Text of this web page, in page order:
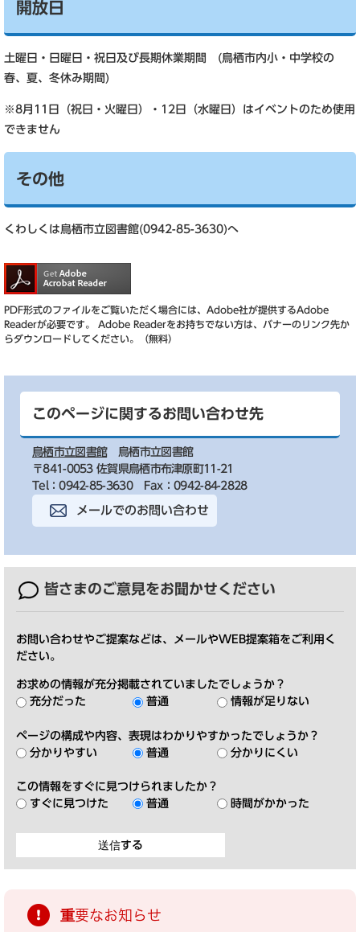
開放日
土曜日・日曜日・祝日及び長期休業期間 (鳥栖市内小・中学校の
春、夏、冬休み期間)
※8月11日（祝日・火曜日）・12日（水曜日）はイベントのため使用
できません
その他
くわしくは鳥栖市立図書館(0942-85-3630)へ
PDF形式のファイルをご覧いただく場合には、Adobe社が提供するAdobe
Readerが必要です。
Adobe Readerをお持ちでない方は、バナーのリンク先か
らダウンロードしてください。（無料）
このページに関するお問い合わせ先
鳥栖市立図書館
鳥栖市立図書館
〒841-0053 佐賀県鳥栖市布津原町11-21
Tel：0942-85-3630
Fax：0942-84-2828
メールでのお問い合わせ
皆さまのご意見をお聞かせください
お問い合わせやご提案などは、メールやWEB提案箱をご利用く
ださい。
お求めの情報が充分掲載されていましたでしょうか？
充分だった
普通 情報が足りない
ページの構成や内容、表現はわかりやすかったでしょうか？
分かりやすい
普通 分かりにくい
この情報をすぐに見つけられましたか？
すぐに見つけた
普通 時間がかかった
重要なお知らせ